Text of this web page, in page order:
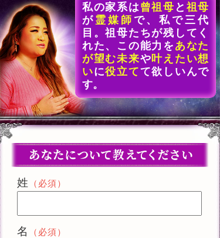
私の家系は 曾祖母 と 祖母
が 霊媒師 で、私で三代
目。祖母たちが残してく
れた、この能力を あなた
が望む未来や 叶えたい想
いに役立てて欲しいんで
す。
姓 （必須）
名 （必須）